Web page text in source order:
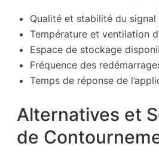
Qualité et stabilité du signal
Température et ventilation
Espace de stockage
Fréquence des
Temps de réponse de
Alternatives et
de